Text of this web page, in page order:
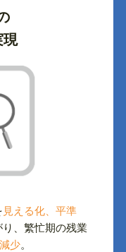
現
見える化、平準
、繁忙期の残業
少。